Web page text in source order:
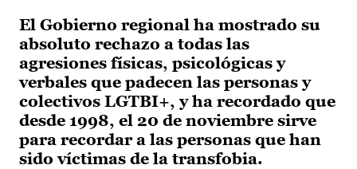
El Gobierno regional ha mostrado su
absoluto rechazo a todas las
agresiones físicas, psicológicas y
verbales que padecen las personas y
colectivos LGTBI+, y ha recordado que
desde 1998, el 20 de noviembre sirve
para recordar a las personas que han
sido víctimas de la transfobia.